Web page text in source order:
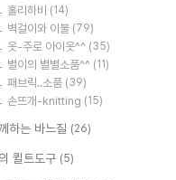
홀리하비 (14)
벽걸이와 이불 (79)
옷-주로 아이옷^^ (35)
별이의 별별소품^^ (11)
패브릭..소품 (39)
손뜨개-knitting (15)
하는 바느질 (26)
퀼트도구 (5)